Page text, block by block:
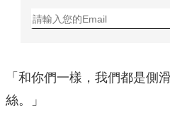
「和你們一樣，我們都是側
絲。」